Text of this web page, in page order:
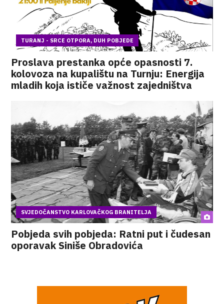
TURANJ - SRCE OTPORA, DUH POBJEDE
Proslava prestanka opće opasnosti 7.
kolovoza na kupalištu na Turnju: Energija
mladih koja ističe važnost zajedništva
SVJEDOČANSTVO KARLOVAČKOG BRANITELJA
Pobjeda svih pobjeda: Ratni put i čudesan
oporavak Siniše Obradovića